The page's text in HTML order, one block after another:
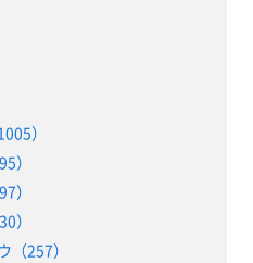
）
）
）
）
（257）